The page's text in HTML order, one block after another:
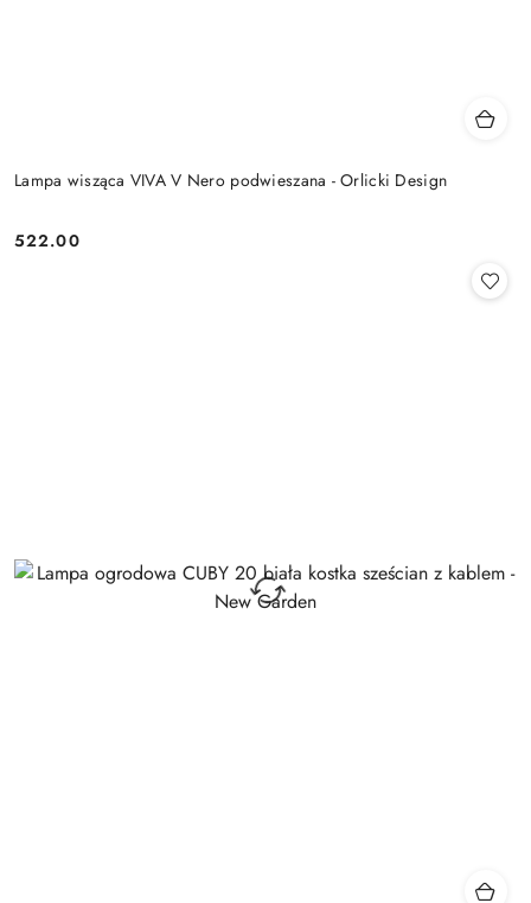
Lampa wisząca VIVA V Nero podwieszana - Orlicki Design
Cena:
522.00